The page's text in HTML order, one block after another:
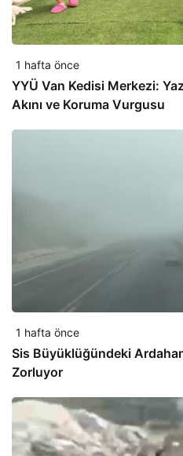
1 hafta önce
YYÜ Van Kedisi Merkezi:
Akını ve Koruma Vurgusu
1 hafta önce
Sis Büyüklüğündeki
Zorluyor